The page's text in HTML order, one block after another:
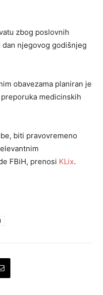
zbog poslovnih
njegovog godišnjeg
obavezama planiran je
medicinskih
biti pravovremeno
FBiH, prenosi KLix.